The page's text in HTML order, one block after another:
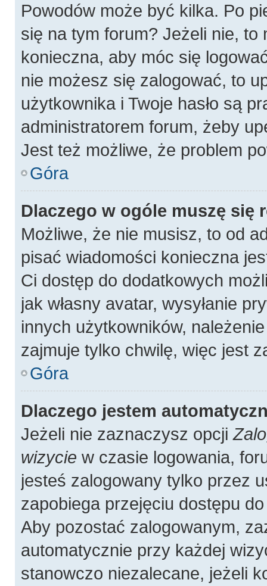
Powodów może być kilka. Po
się na tym forum? Jeżeli nie,
konieczna, aby móc się
nie możesz się zalogować, to
użytkownika i Twoje hasło są
administratorem forum, żeby
Jest też możliwe, że problem
Góra
Dlaczego w ogóle muszę się
Możliwe, że nie musisz, to od
pisać wiadomości konieczna
Ci dostęp do dodatkowych
jak własny avatar, wysyłanie
innych użytkowników,
zajmuje tylko chwilę, więc jest
Góra
Dlaczego jestem
Jeżeli nie zaznaczysz opcji
wizycie w czasie logowania,
jesteś zalogowany tylko przez
zapobiega przejęciu dostępu
Aby pozostać zalogowanym,
automatycznie przy każdej
stanowczo niezalecane, jeżeli